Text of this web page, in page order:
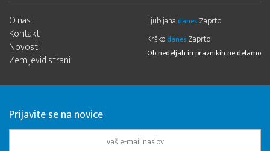
O nas
Kontakt
Novosti
Zemljevid strani
Ljubljana danes Zaprto
Krško danes Zaprto
Ob nedeljah in praznikih ne delamo
Prijavite se na novice